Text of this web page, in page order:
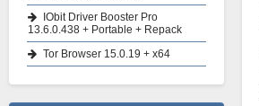
IObit Driver Booster Pro
13.6.0.438 + Portable + Repack
Tor Browser 15.0.19 + x64